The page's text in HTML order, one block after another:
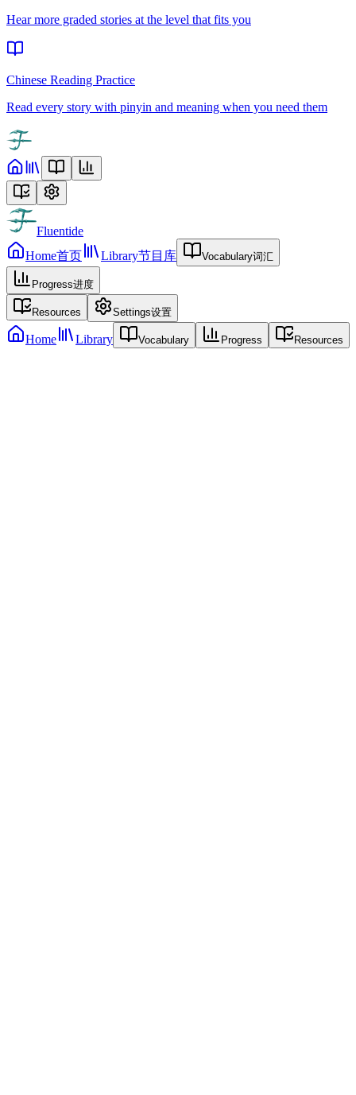
Hear more graded stories at the level that fits you
Chinese Reading Practice
Read every story with pinyin and meaning when you need them
Fluentide
Home首页 Library节目库 Vocabulary词汇
Progress进度
Resources Settings设置
Home Library Vocabulary Progress Resources